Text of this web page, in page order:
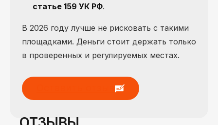
статье 159 УК РФ.
В 2026 году лучше не рисковать с такими
площадками. Деньги стоит держать только
в проверенных и регулируемых местах.